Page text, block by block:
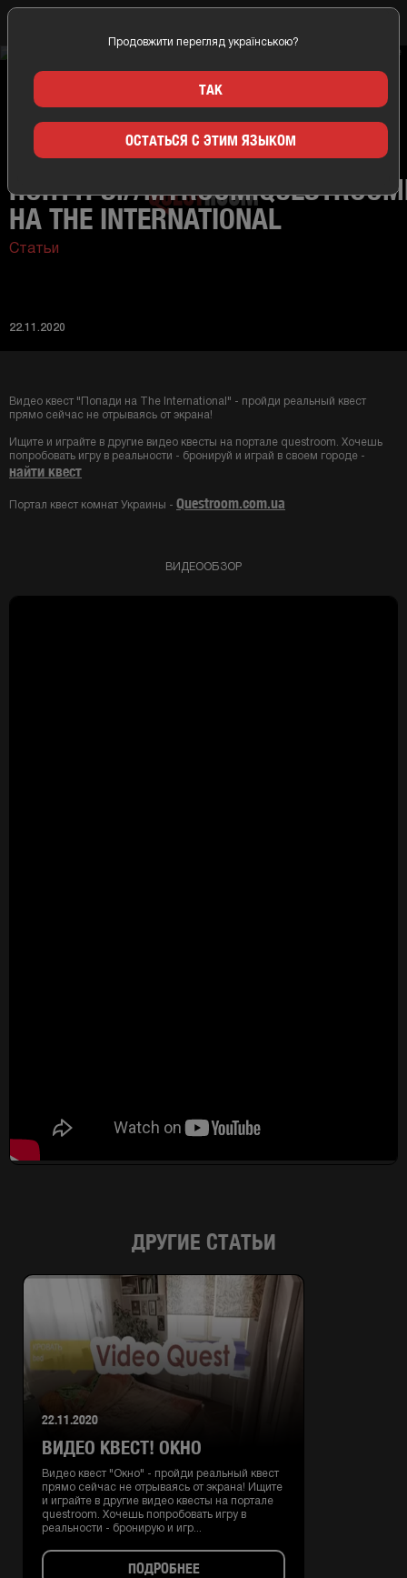
Видео-квест! Поhttps://myroom.questroomпади на The
ВИДЕО-КВЕСТ!
ПОHTTPS://
НА THE INTERNATIONAL
Статьи
22.11.2020
Видео квест "Попади на The International" - пройди реальный квест
прямо сейчас не отрываясь от экрана!
Ищите и играйте в другие видео квесты на портале questroom. Хочешь
попробовать игру в реальности - бронируй и играй в своем городе -
найти квест
Портал квест комнат Украины - Questroom.com.ua
ВИДЕООБЗОР
ДРУГИЕ СТАТЬИ
ВИДЕО КВЕСТ! ОКНО
Видео квест "Окно" - пройди реальный квест
прямо сейчас не отрываясь от экрана! Ищите
и играйте в другие видео квесты на портале
questroom. Хочешь попробовать игру в
реальности - бронирую и игр...
22.11.2020
ПОДРОБНЕЕ
Продовжити перегляд українською?
ТАК
ОСТАТЬСЯ С ЭТИМ ЯЗЫКОМ